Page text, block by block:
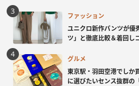
ファッション
ユニクロ新作パンツが
ツ」と徹底比較＆着回し
グルメ
東京駅・羽田空港でし
に選びたいセンス抜群の